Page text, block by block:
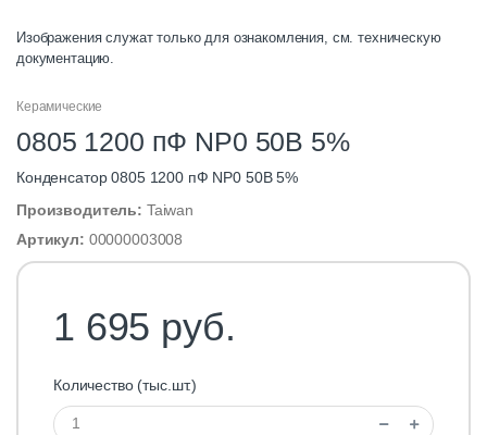
Изображения служат только для ознакомления, см. техническую
документацию.
Керамические
0805 1200 пФ NP0 50В 5%
Конденсатор 0805 1200 пФ NP0 50В 5%
Производитель: Taiwan
Артикул: 00000003008
1 695 руб.
Количество (тыс.шт.)